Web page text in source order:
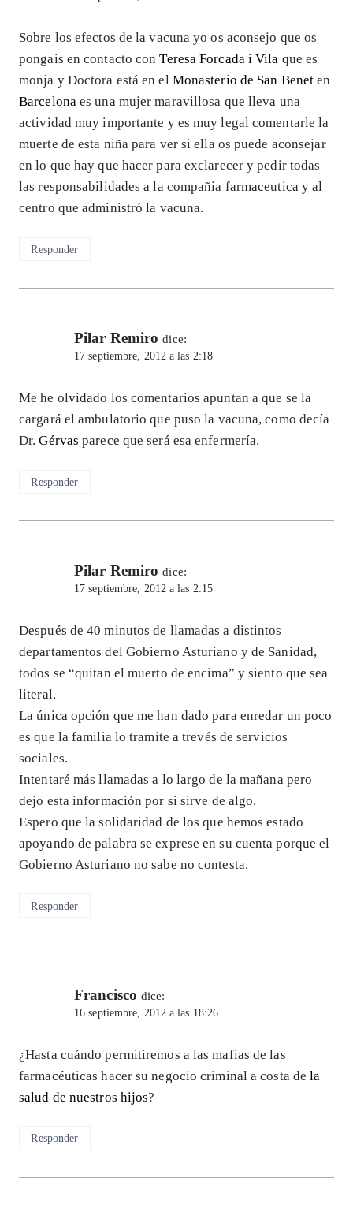
Sobre los efectos de la vacuna yo os aconsejo que os
pongais en contacto conTeresa Forcada i Vila que es
monja y Doctora está en el Monasterio de San Benet en
Barcelonaes una mujer maravillosa que lleva una
actividad muy importante y es muy legal comentarle la
muerte de esta niña para ver si ella os puede aconsejar
en lo que hay que hacer para exclarecer y pedir todas
las responsabilidades a la compañia farmaceutica y al
centro que administró la vacuna.
Responder
Pilar Remiro dice:
17 septiembre, 2012 a las 2:18
Me he olvidado los comentarios apuntan a que se la
cargará el ambulatorio que puso la vacuna, como decía
Dr.Gérvasparece que será esa enfermería.
Responder
Pilar Remiro dice:
17 septiembre, 2012 a las 2:15
Después de 40 minutos de llamadas a distintos
departamentos del Gobierno Asturiano y de Sanidad,
todos se “quitan el muerto de encima” y siento que sea
literal.
La única opción que me han dado para enredar un poco
es que la familia lo tramite a trevés de servicios
sociales.
Intentaré más llamadas a lo largo de la mañana pero
dejo esta información por si sirve de algo.
Espero que la solidaridad de los que hemos estado
apoyando de palabra se exprese en su cuenta porque el
Gobierno Asturiano no sabe no contesta.
Responder
Francisco dice:
16 septiembre, 2012 a las 18:26
¿Hasta cuándo permitiremos a las mafias de las
farmacéuticas hacer su negocio criminal a costa dela
salud de nuestros hijos?
Responder